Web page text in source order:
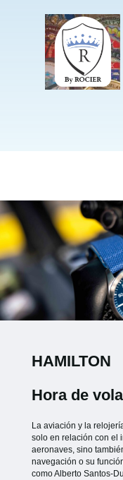
HAMILTON
Hora de
La aviación y la
solo en relación con el
aeronaves, sino
navegación o su
como Alberto Santos-